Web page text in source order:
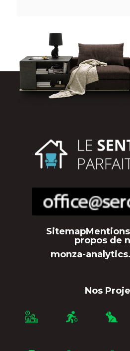
Sitemap
propos de
monza-
Nos